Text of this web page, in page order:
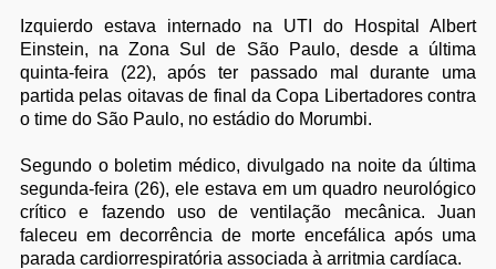
Izquierdo estava internado na UTI do Hospital Albert
Einstein, na Zona Sul de São Paulo, desde a última
quinta-feira (22), após ter passado mal durante uma
partida pelas oitavas de final da Copa Libertadores contra
o time do São Paulo, no estádio do Morumbi.
Segundo o boletim médico, divulgado na noite da última
segunda-feira (26), ele estava em um quadro neurológico
crítico e fazendo uso de ventilação mecânica. Juan
faleceu em decorrência de morte encefálica após uma
parada cardiorrespiratória associada à arritmia cardíaca.